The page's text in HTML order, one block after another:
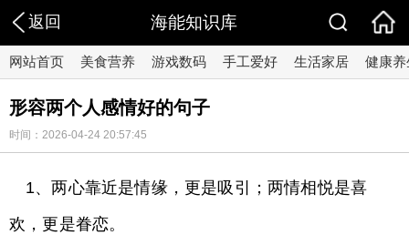
返回 海能知识库
网站首页 美食营养 游戏数码 手工爱好 生活家居 健康养
形容两个人感情好的句子
时间：2026-04-24 20:57:45
1、两心靠近是情缘，更是吸引；两情相悦是喜
欢，更是眷恋。